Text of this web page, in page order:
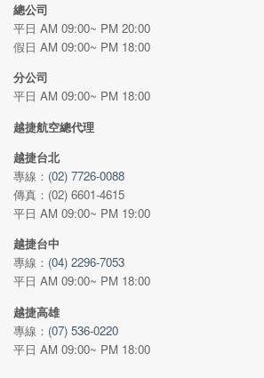
總公司
平日 AM 09:00~ PM 20:00
假日 AM 09:00~ PM 18:00
分公司
平日 AM 09:00~ PM 18:00
越捷航空總代理
越捷台北
專線： (02) 7726-0088
傳真：(02) 6601-4615
平日 AM 09:00~ PM 19:00
越捷台中
專線： (04) 2296-7053
平日 AM 09:00~ PM 18:00
越捷高雄
專線： (07) 536-0220
平日 AM 09:00~ PM 18:00